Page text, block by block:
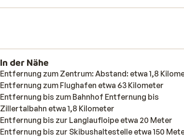
In der Nähe
Entfernung zum Zentrum: Abstand: etwa 1,8
Entfernung zum Flughafen etwa 63 Kilometer
Entfernung bis zum Bahnhof Entfernung bis
Zillertalbahn etwa 1,8 Kilometer
Entfernung bis zur Langlaufloipe etwa 20 Meter
Entfernung bis zur Skibushaltestelle etwa 150